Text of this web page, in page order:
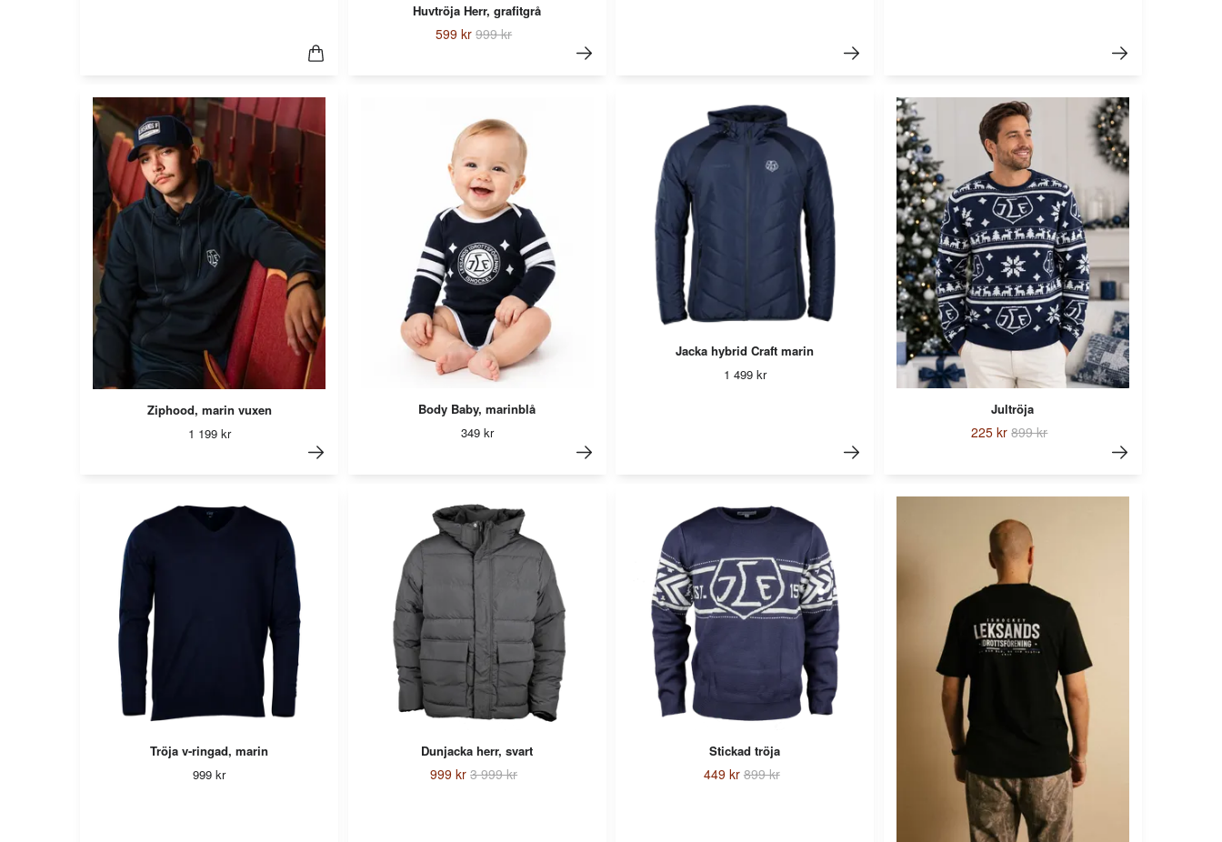
Huvtröja Herr, grafitgrå
599 kr 999 kr
Ziphood, marin vuxen
1 199 kr
Body Baby, marinblå
349 kr
Jacka hybrid Craft marin
1 499 kr
Jultröja
225 kr 899 kr
Tröja v-ringad, marin
999 kr
Dunjacka herr, svart
999 kr 3 999 kr
Stickad tröja
449 kr 899 kr